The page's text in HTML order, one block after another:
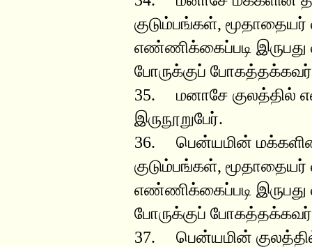
குடும்பங்கள்,
எண்ணிக்கைப்படி இருபது
போருக்குப்
35. மனாசே குலத்தில்
இருநூறுபேர்.
36. பென்யமின்
குடும்பங்கள்,
எண்ணிக்கைப்படி இருபது
போருக்குப்
37. பென்யமின்